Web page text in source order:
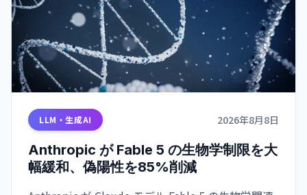
LLM・生成AI 2026年8月8日
Anthropic が Fable 5 の生物学制限を大
幅緩和、偽陽性を85%削減